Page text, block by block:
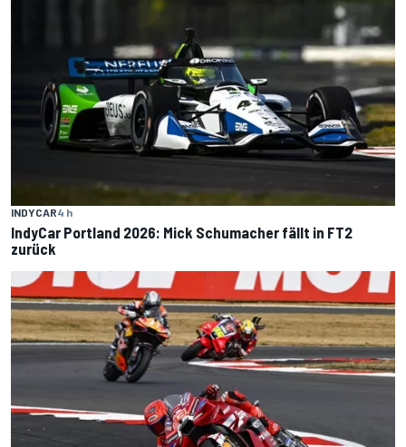
INDYCAR4 h
IndyCar Portland 2026: Mick Schumacher fällt in FT2
zurück